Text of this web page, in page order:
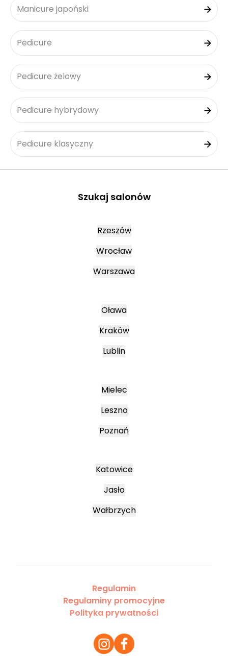
Manicure japoński
Pedicure
Pedicure żelowy
Pedicure hybrydowy
Pedicure klasyczny
Szukaj salonów
Rzeszów
Wrocław
Warszawa
Oława
Kraków
Lublin
Mielec
Leszno
Poznań
Katowice
Jasło
Wałbrzych
Regulamin
Regulaminy promocyjne
Polityka prywatności